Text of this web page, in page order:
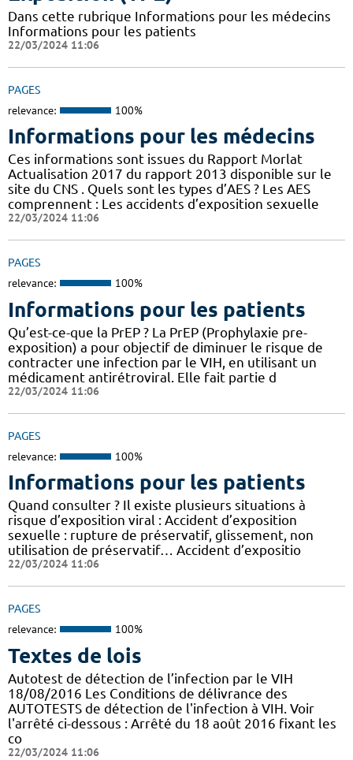
Dans cette rubrique Informations pour les médecins
Informations pour les patients
22/03/2024 11:06
PAGES
relevance: 100%
Informations pour les médecins
Ces informations sont issues du Rapport Morlat
Actualisation 2017 du rapport 2013 disponible sur le
site du CNS . Quels sont les types d’AES ? Les AES
comprennent : Les accidents d’exposition sexuelle
22/03/2024 11:06
PAGES
relevance: 100%
Informations pour les patients
Qu’est-ce-que la PrEP ? La PrEP (Prophylaxie pre-
exposition) a pour objectif de diminuer le risque de
contracter une infection par le VIH, en utilisant un
médicament antirétroviral. Elle fait partie d
22/03/2024 11:06
PAGES
relevance: 100%
Informations pour les patients
Quand consulter ? Il existe plusieurs situations à
risque d’exposition viral : Accident d’exposition
sexuelle : rupture de préservatif, glissement, non
utilisation de préservatif… Accident d’expositio
22/03/2024 11:06
PAGES
relevance: 100%
Textes de lois
Autotest de détection de l’infection par le VIH
18/08/2016 Les Conditions de délivrance des
AUTOTESTS de détection de l'infection à VIH. Voir
l'arrêté ci-dessous : Arrêté du 18 août 2016 fixant les
co
22/03/2024 11:06